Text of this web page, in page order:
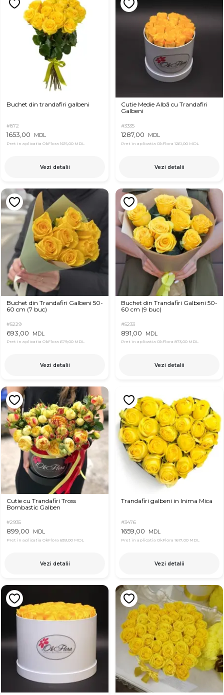
Buchet din trandafiri galbeni
#872
1653,00 MDL
Pret in aplicatia OkFlora 1615,00 MDL
Vezi detalii
Cutie Medie Albă cu Trandafiri
Galbeni
#3335
1287,00 MDL
Pret in aplicatia OkFlora 1261,00 MDL
Vezi detalii
Buchet din Trandafiri Galbeni 50-
60 cm (7 buc)
#5229
693,00 MDL
Pret in aplicatia OkFlora 679,00 MDL
Vezi detalii
Buchet din Trandafiri Galbeni 50-
60 cm (9 buc)
#5233
891,00 MDL
Pret in aplicatia OkFlora 873,00 MDL
Vezi detalii
Cutie cu Trandafiri Tross
Bombastic Galben
#2935
899,00 MDL
Pret in aplicatia OkFlora 839,00 MDL
Vezi detalii
Trandafiri galbeni in Inima Mica
#3476
1659,00 MDL
Pret in aplicatia OkFlora 1617,00 MDL
Vezi detalii